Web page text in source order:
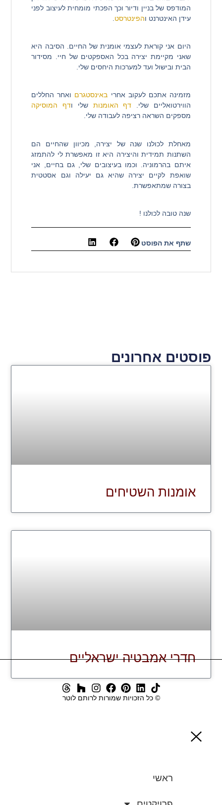
המודפס של בניין ודיור וכך הפכתי מומחית לעיצוב לפני
עידן האינטרנט והפינטרסט
היום אני קוראת לעצמי אומנית של החיים. הסיבה היא
שאני מקיימת יצירה בכל האספקטים של חיי. מסידור
הבית ובישול ועד למערכות היחסים שלי.
מזמינה אתכם לעקוב אחרי באינסטגרם ואחר החללים
הווירטואליים שלי. דף האומנות שלי ודף המוסיקה
מספקים השראה רציפה לעבודה שלי.
מאחלת לכולנו שנה של יצירה, מכיוון שהחיים הם
השתנות תמידית והיצירה היא זו מאפשרת לי להתמזג
איתם בהרמוניה. וכמו בעיצובים שלי, גם בחיים, אני
שואפת לקיים יצירה שהיא גם יעילה וגם אסטטית
בצורה שמתאפשרת.
שנה טובה לכולנו !
שתף את הפוסט
פוסטים אחרונים
אומנות השטיחים
חדרי אמבטיה ישראליים
© כל הזכויות שמורות לרותם לוטר
ראשי